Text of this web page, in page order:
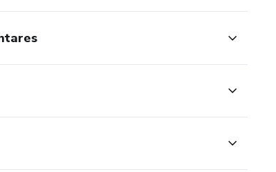
próximo passo em direção a uma abordagem